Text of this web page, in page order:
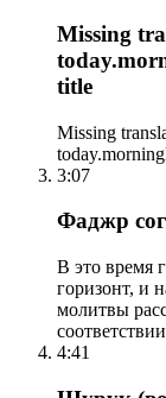
Missing
title
Missing
3:07
Фаджр
В это время
горизонт, и
молитвы
4:41